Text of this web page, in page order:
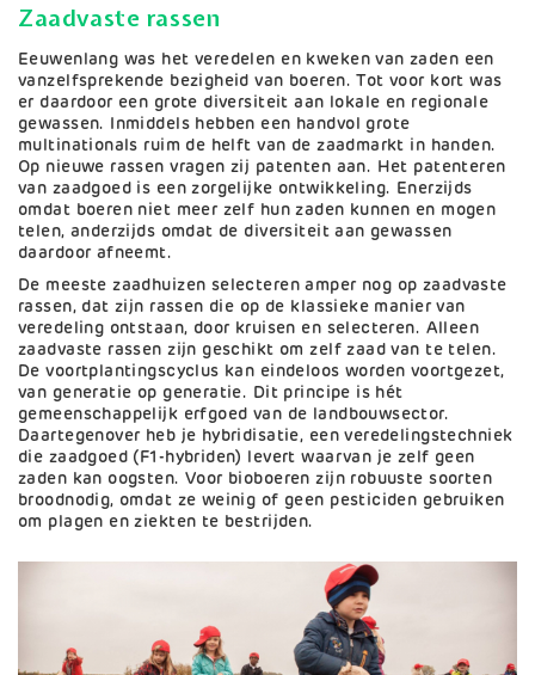
Zaadvaste rassen
Eeuwenlang was het veredelen en kweken van zaden een
vanzelfsprekende bezigheid van boeren. Tot voor kort was
er daardoor een grote diversiteit aan lokale en regionale
gewassen. Inmiddels hebben een handvol grote
multinationals ruim de helft van de zaadmarkt in handen.
Op nieuwe rassen vragen zij patenten aan. Het patenteren
van zaadgoed is een zorgelijke ontwikkeling. Enerzijds
omdat boeren niet meer zelf hun zaden kunnen en mogen
telen, anderzijds omdat de diversiteit aan gewassen
daardoor afneemt.
De meeste zaadhuizen selecteren amper nog op zaadvaste
rassen, dat zijn rassen die op de klassieke manier van
veredeling ontstaan, door kruisen en selecteren. Alleen
zaadvaste rassen zijn geschikt om zelf zaad van te telen.
De voortplantingscyclus kan eindeloos worden voortgezet,
van generatie op generatie. Dit principe is hét
gemeenschappelijk erfgoed van de landbouwsector.
Daartegenover heb je hybridisatie, een veredelingstechniek
die zaadgoed (F1-hybriden) levert waarvan je zelf geen
zaden kan oogsten. Voor bioboeren zijn robuuste soorten
broodnodig, omdat ze weinig of geen pesticiden gebruiken
om plagen en ziekten te bestrijden.